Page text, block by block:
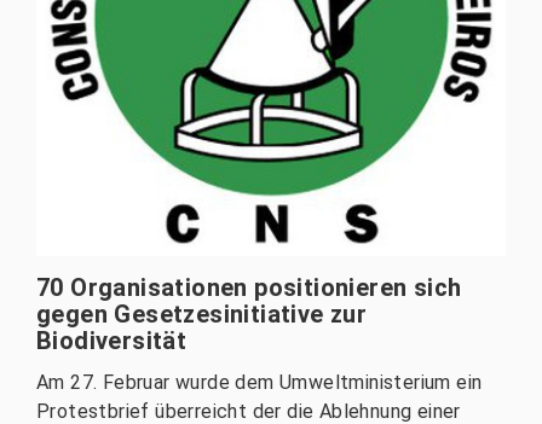
70 Organisationen positionieren sich
gegen Gesetzesinitiative zur
Biodiversität
Am 27. Februar wurde dem Umweltministerium ein
Protestbrief überreicht der die Ablehnung einer